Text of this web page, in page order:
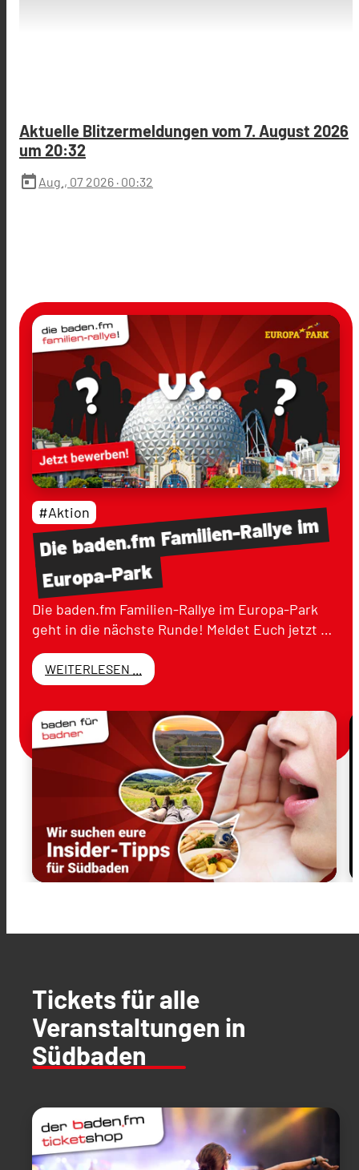
Aktuelle Blitzermeldungen vom 7. August 2026
um 20:32
today Aug., 07 2026 · 00:32
Diebaden.fmFamilien-Rallyeim
Europa-Park
#Aktion
Die baden.fm Familien-Rallye im Europa-Park
geht in die nächste Runde! Meldet Euch jetzt …
WEITERLESEN ...
Tickets für alle
Veranstaltungen in
Südbaden